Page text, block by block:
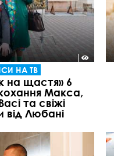
НА ТВ
на щастя» 6
Макса,
та свіжі
від Любані